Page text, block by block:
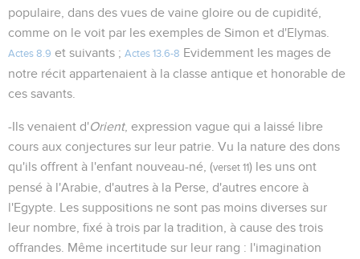
populaire, dans des vues de vaine gloire ou de cupidité,
comme on le voit par les exemples de Simon et d'Elymas.
Actes 8.9 et suivants ; Actes 13.6-8 Evidemment les mages de
notre récit appartenaient à la classe antique et honorable de
ces savants.
-Ils venaient d'Orient, expression vague qui a laissé libre
cours aux conjectures sur leur patrie. Vu la nature des dons
qu'ils offrent à l'enfant nouveau-né, (verset 11) les uns ont
pensé à l'Arabie, d'autres à la Perse, d'autres encore à
l'Egypte. Les suppositions ne sont pas moins diverses sur
leur nombre, fixé à trois par la tradition, à cause des trois
offrandes. Même incertitude sur leur rang : l'imagination